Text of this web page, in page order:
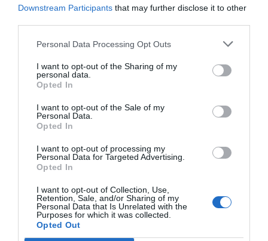
Downstream Participants that may further disclose it to other
Personal Data Processing Opt Outs
I want to opt-out of the Sharing of my
personal data.
Opted In
I want to opt-out of the Sale of my
Personal Data.
Opted In
I want to opt-out of processing my
Personal Data for Targeted Advertising.
Opted In
I want to opt-out of Collection, Use,
Retention, Sale, and/or Sharing of my
Personal Data that Is Unrelated with the
Purposes for which it was collected.
Opted Out
tradycyjnych tacos po ekscytującą
historię Chichen Itza. Poniżej znajdziesz
szczegółowe informacje na temat cen
kraju.
Gotowy na swoją
przygodę?
Zarezerwuj swoją podróż dzisiaj i
odkryj cuda Ameryki Północnej na
własne oczy!